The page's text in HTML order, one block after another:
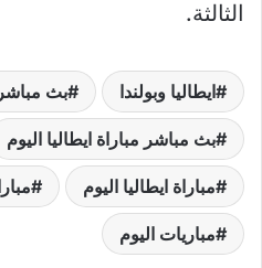
الثالثة.
ايطاليا وبولندا بث مباشر
بث مباشر مباراة ايطاليا اليوم
مباراة ايطاليا اليوم
مباريات اليوم